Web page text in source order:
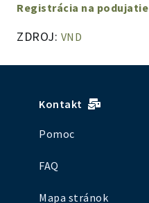
Registrácia na podujatie
ZDROJ: VND
Kontakt
Pomoc
FAQ
Mapa stránok